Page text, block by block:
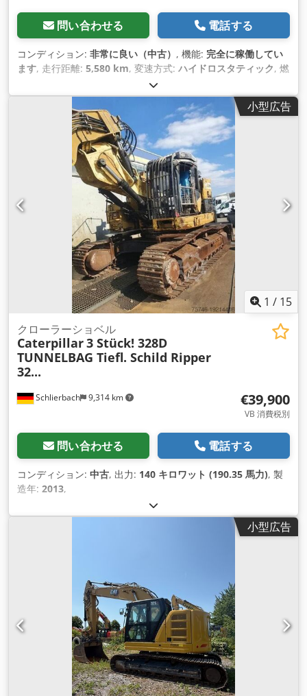
問い合わせる 電話する
コンディション: 非常に良い（中古） , 機能: 完全に稼働してい
ます, 走行距離: 5,580 km, 変速方式: ハイドロスタティック, 燃
, 総重量:
ム）, 空車重量:6,600 kg（キログラム）, 運転質量:8,200
kg（キログラム）, 座席数: , 製造年:2012, 稼働時間:5,580 h,
デファレンシャルロック, 全輪駆動, 油圧, 調節可能なシャ
小型広告
1 / 15
Schlierbach 9,314 km
クローラーショベル
Caterpillar3 Stück! 328D
TUNNELBAG Tiefl. Schild Ripper
32...
€39,900
VB 消費税別
問い合わせる 電話する
コンディション: 中古, 出力: 140 キロワット (190.35 馬力), 製
造年: 2013,
小型広告